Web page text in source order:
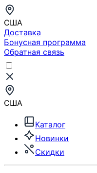
США
Доставка
Бонусная программа
Обратная связь
США
Каталог
Новинки
Скидки